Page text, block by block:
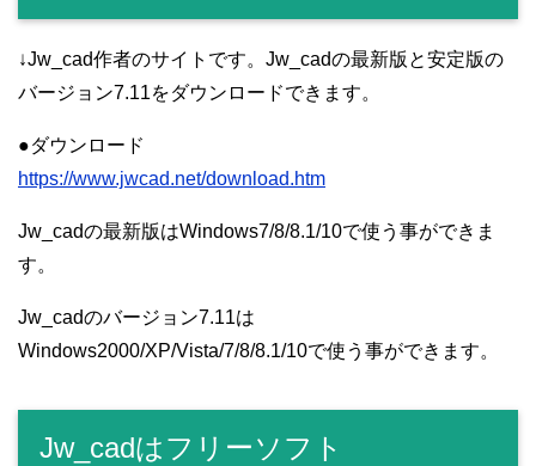
↓Jw_cad作者のサイトです。Jw_cadの最新版と安定版の
バージョン7.11をダウンロードできます。
●ダウンロード
https://www.jwcad.net/download.htm
Jw_cadの最新版はWindows7/8/8.1/10で使う事ができま
す。
Jw_cadのバージョン7.11は
Windows2000/XP/Vista/7/8/8.1/10で使う事ができます。
Jw_cadはフリーソフト